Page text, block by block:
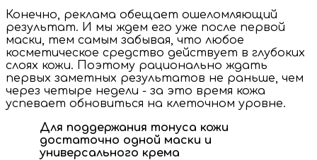
Конечно, реклама обещает ошеломляющий
результат. И мы ждем его уже после первой
маски, тем самым забывая, что любое
косметическое средство действует в глубоких
слоях кожи. Поэтому рационально ждать
первых заметных результатов не раньше, чем
через четыре недели - за это время кожа
успевает обновиться на клеточном уровне.
Для поддержания тонуса кожи
достаточно одной маски и
универсального крема